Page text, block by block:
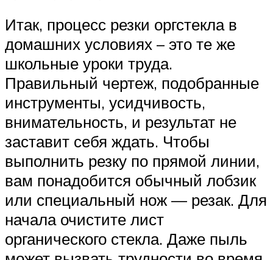
Итак, процесс резки оргстекла в
домашних условиях – это те же
школьные уроки труда.
Правильный чертеж, подобранные
инструменты, усидчивость,
внимательность, и результат не
заставит себя ждать. Чтобы
выполнить резку по прямой линии,
вам понадобится обычный лобзик
или специальный нож — резак. Для
начала очистите лист
органического стекла. Даже пыль